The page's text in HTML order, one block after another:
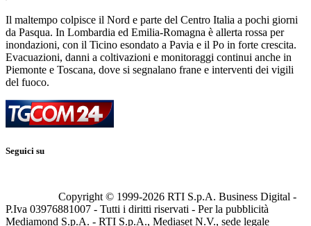
Il maltempo colpisce il Nord e parte del Centro Italia a pochi giorni
da Pasqua. In Lombardia ed Emilia-Romagna è allerta rossa per
inondazioni, con il Ticino esondato a Pavia e il Po in forte crescita.
Evacuazioni, danni a coltivazioni e monitoraggi continui anche in
Piemonte e Toscana, dove si segnalano frane e interventi dei vigili
del fuoco.
Seguici su
Copyright © 1999-2026 RTI S.p.A. Business Digital -
P.Iva 03976881007 - Tutti i diritti riservati - Per la pubblicità
Mediamond S.p.A. - RTI S.p.A., Mediaset N.V., sede legale